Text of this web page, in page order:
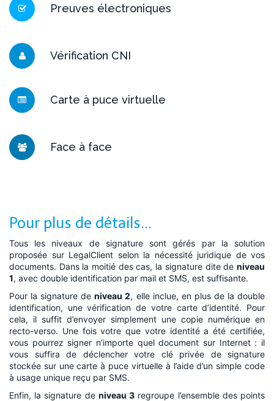
Preuves électroniques
Vérification CNI
Carte à puce virtuelle
Face à face
Pour plus de détails...
Tous les niveaux de signature sont gérés par la solution
proposée sur LegalClient selon la nécessité juridique de vos
documents. Dans la moitié des cas, la signature dite de niveau
1, avec double identification par mail et SMS, est suffisante.
Pour la signature deniveau 2, elle inclue, en plus de la double
identification, une vérification de votre carte d’identité. Pour
cela, il suffit d’envoyer simplement une copie numérique en
recto-verso. Une fois votre que votre identité a été certifiée,
vous pourrez signer n’importe quel document sur Internet : il
vous suffira de déclencher votre clé privée de signature
stockée sur une carte à puce virtuelle à l’aide d’un simple code
à usage unique reçu par SMS.
Enfin, la signature de niveau 3 regroupe l’ensemble des points